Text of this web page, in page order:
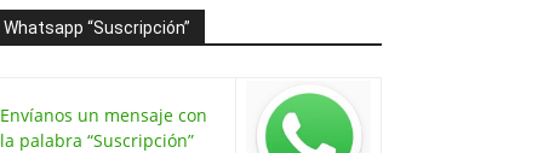
Whatsapp “Suscripción”
Envíanos un mensaje con
la palabra “Suscripción”